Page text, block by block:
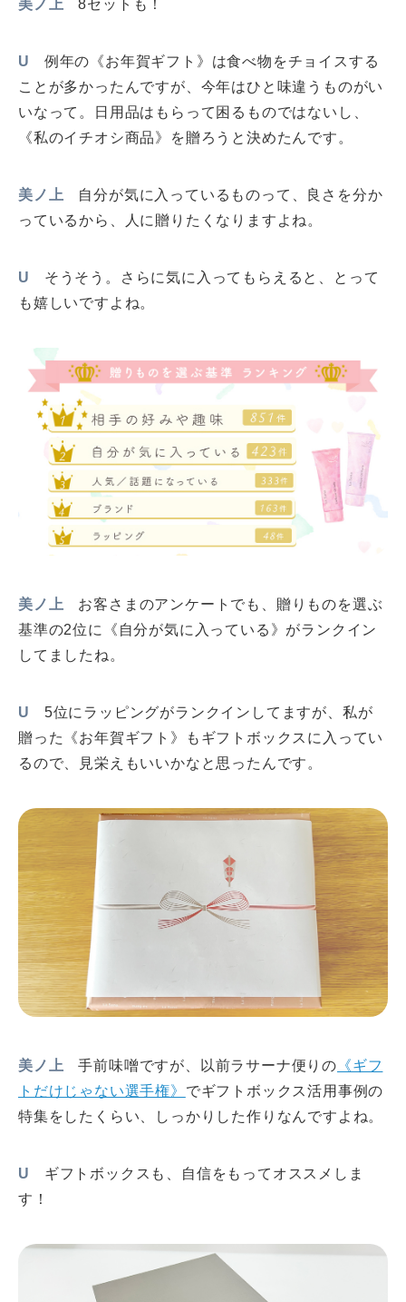
美ノ上 8セットも！
U
例年の《お年賀ギフト》は食べ物をチョイスする
ことが多かったんですが、今年はひと味違うものがい
いなって。日用品はもらって困るものではないし、
《私のイチオシ商品》を贈ろうと決めたんです。
美ノ上
自分が気に入っているものって、良さを分か
っているから、人に贈りたくなりますよね。
U
そうそう。さらに気に入ってもらえると、とって
も嬉しいですよね。
美ノ上
お客さまのアンケートでも、贈りものを選ぶ
基準の2位に《自分が気に入っている》がランクイン
してましたね。
U
5位にラッピングがランクインしてますが、私が
贈った《お年賀ギフト》もギフトボックスに入ってい
るので、見栄えもいいかなと思ったんです。
美ノ上 手前味噌ですが、以前ラサーナ便りの 《ギフ
トだけじゃない選手権》 でギフトボックス活用事例の
特集をしたくらい、しっかりした作りなんですよね。
U
ギフトボックスも、自信をもってオススメしま
す！